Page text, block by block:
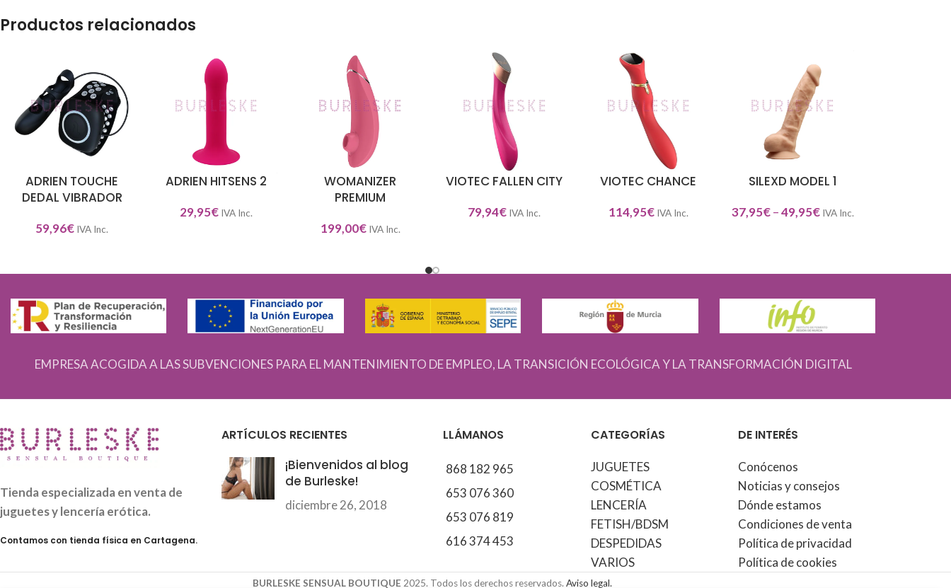
Productos relacionados
AÑADIR AL CARRITO
ADRIEN TOUCHE
DEDAL VIBRADOR
59,96€ IVA Inc.
AÑADIR AL CARRITO
ADRIEN HITSENS 2
29,95€ IVA Inc.
SELECCIONAR OPCIONES
WOMANIZER
PREMIUM
199,00€ IVA Inc.
SELECCIONAR OPCIONES
VIOTEC FALLEN CITY
79,94€ IVA Inc.
SELECCIONAR OPCIONES
VIOTEC CHANCE
114,95€ IVA Inc.
SELECCIONAR OPCIONES
SILEXD MODEL 1
37,95€–49,95€ IVA Inc.
EMPRESA ACOGIDA A LAS SUBVENCIONES PARA EL MANTENIMIENTO DE EMPLEO, LA TRANSICIÓN ECOLÓGICA Y LA TRANSFORMACIÓN DIGITAL
Tienda especializada en venta de
juguetes y lencería erótica.
Contamos con tienda física en Cartagena.
ARTÍCULOS RECIENTES
¡Bienvenidos al blog
de Burleske!
diciembre 26, 2018
LLÁMANOS
868 182 965
653 076 360
653 076 819
616 374 453
CATEGORÍAS
JUGUETES
COSMÉTICA
LENCERÍA
FETISH/BDSM
DESPEDIDAS
VARIOS
DE INTERÉS
Conócenos
Noticias y consejos
Dónde estamos
Condiciones de venta
Política de privacidad
Política de cookies
BURLESKE SENSUAL BOUTIQUE 2025. Todos los derechos reservados. Aviso legal.